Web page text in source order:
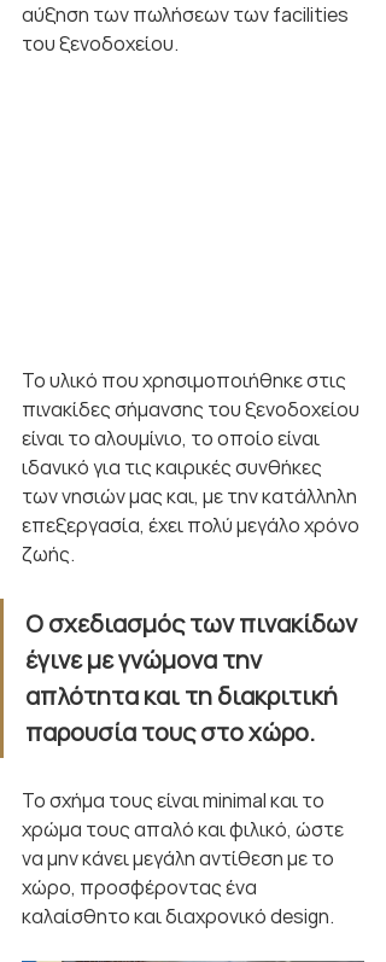
αύξηση των πωλήσεων των facilities
του ξενοδοχείου.
Το υλικό που χρησιμοποιήθηκε στις
πινακίδες σήμανσης του ξενοδοχείου
είναι το αλουμίνιο, το οποίο είναι
ιδανικό για τις καιρικές συνθήκες
των νησιών μας και, με την κατάλληλη
επεξεργασία, έχει πολύ μεγάλο χρόνο
ζωής.
Ο σχεδιασμός των πινακίδων
έγινε με γνώμονα την
απλότητα και τη διακριτική
παρουσία τους στο χώρο.
Το σχήμα τους είναι minimal και το
χρώμα τους απαλό και φιλικό, ώστε
να μην κάνει μεγάλη αντίθεση με το
χώρο, προσφέροντας ένα
καλαίσθητο και διαχρονικό design.